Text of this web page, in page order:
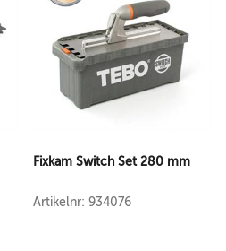
Fixkam Switch Set 280 mm
Artikelnr: 934076